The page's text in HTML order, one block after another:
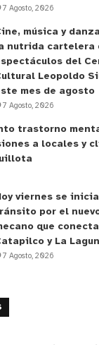
7 Agosto, 2026
música y
nutrida cartelera
del
Leopoldo
mes de agosto
7 Agosto, 2026
trastorno
a locales y
viernes se
por el
que conecta
y La
7 Agosto, 2026